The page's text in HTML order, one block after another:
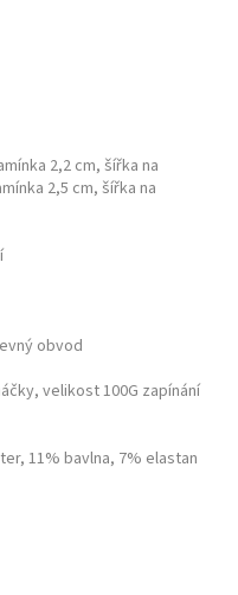
2,2 cm, šířka na
2,5 cm, šířka na
obvod
velikost 100G zapínání
11% bavlna, 7% elastan